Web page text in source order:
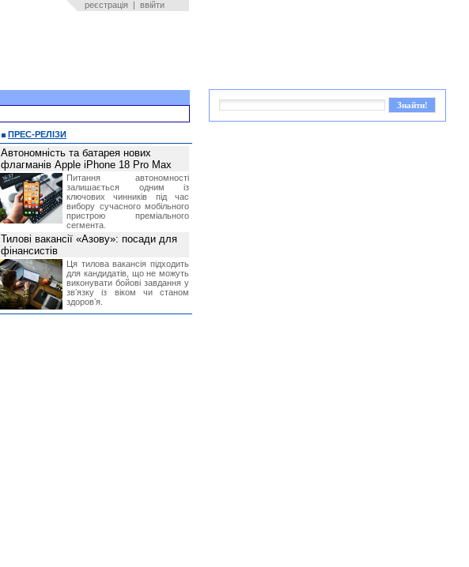
реєстрація | ввійти
ПРЕС-РЕЛІЗИ
Автономність та батарея нових
флагманів Apple iPhone 18 Pro Max
Питання автономності
залишається одним із
ключових чинників під час
вибору сучасного мобільного
пристрою преміального
сегмента.
Тилові вакансії «Азову»: посади для
фінансистів
Ця тилова вакансія підходить
для кандидатів, що не можуть
виконувати бойові завдання у
звʼязку із віком чи станом
здоровʼя.